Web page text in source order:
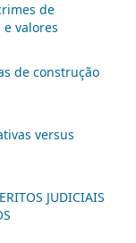
de
e valores
de construção
versus
JUDICIAIS